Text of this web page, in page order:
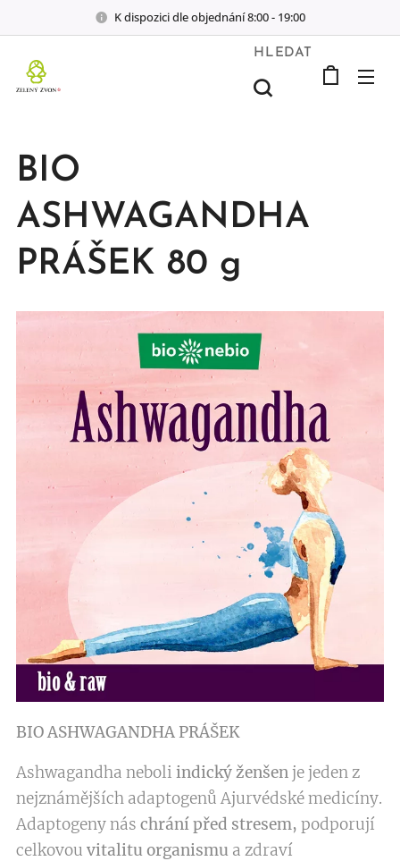
K dispozici dle objednání 8:00 - 19:00
HLEDAT
BIO
ASHWAGANDHA
PRÁŠEK 80 g
BIO ASHWAGANDHA PRÁŠEK
Ashwagandha neboli indický ženšenje jeden z
nejznámějších adaptogenů Ajurvédské medicíny.
Adaptogeny nás chrání před stresem, podporují
celkovou vitalitu organismu a zdraví